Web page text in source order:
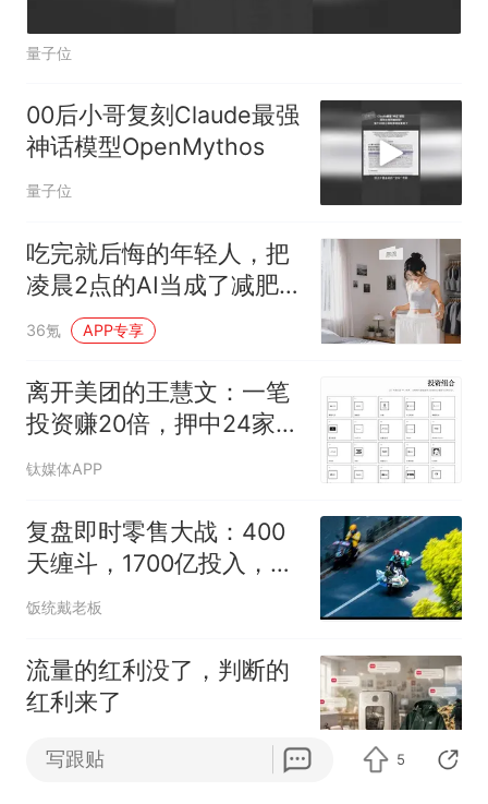
量子位
00后小哥复刻Claude最强
神话模型OpenMythos
量子位
吃完就后悔的年轻人，把
凌晨2点的AI当成了减肥
树洞｜2026年轻人减重报
告
36氪 APP专享
离开美团的王慧文：一笔
投资赚20倍，押中24家AI
公司
钛媒体APP
复盘即时零售大战：400
天缠斗，1700亿投入，万
亿级新市场
饭统戴老板
流量的红利没了，判断的
红利来了
写跟贴 5